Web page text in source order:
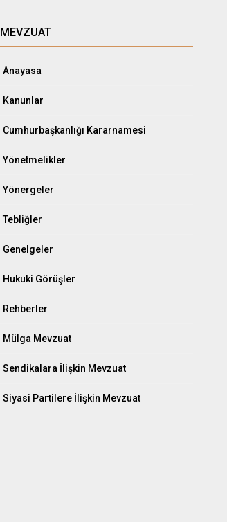
MEVZUAT
Anayasa
Kanunlar
Cumhurbaşkanlığı Kararnamesi
Yönetmelikler
Yönergeler
Tebliğler
Genelgeler
Hukuki Görüşler
Rehberler
Mülga Mevzuat
Sendikalara İlişkin Mevzuat
Siyasi Partilere İlişkin Mevzuat